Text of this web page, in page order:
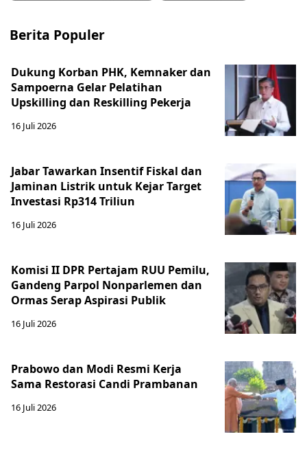
Berita Populer
Dukung Korban PHK, Kemnaker dan
Sampoerna Gelar Pelatihan
Upskilling dan Reskilling Pekerja
16 Juli 2026
Jabar Tawarkan Insentif Fiskal dan
Jaminan Listrik untuk Kejar Target
Investasi Rp314 Triliun
16 Juli 2026
Komisi II DPR Pertajam RUU Pemilu,
Gandeng Parpol Nonparlemen dan
Ormas Serap Aspirasi Publik
16 Juli 2026
Prabowo dan Modi Resmi Kerja
Sama Restorasi Candi Prambanan
16 Juli 2026